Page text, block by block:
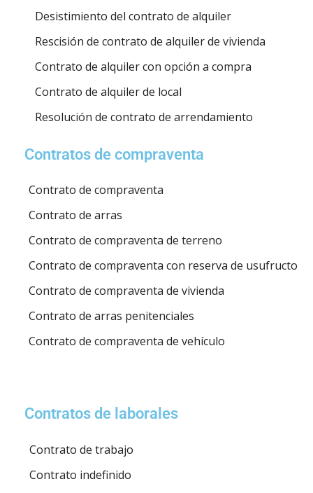
Desistimiento del contrato de alquiler
Rescisión de contrato de alquiler de vivienda
Contrato de alquiler con opción a compra
Contrato de alquiler de local
Resolución de contrato de arrendamiento
Contratos de compraventa
Contrato de compraventa
Contrato de arras
Contrato de compraventa de terreno
Contrato de compraventa con reserva de usufructo
Contrato de compraventa de vivienda
Contrato de arras penitenciales
Contrato de compraventa de vehículo
Contratos de laborales
Contrato de trabajo
Contrato indefinido